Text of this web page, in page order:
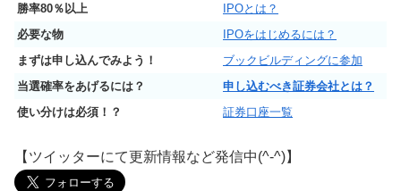
勝率80％以上
IPOとは？
必要な物
IPOをはじめるには？
まずは申し込んでみよう！
ブックビルディングに参加
当選確率をあげるには？
申し込むべき証券会社とは？
使い分けは必須！？
証券口座一覧
【ツイッターにて更新情報など発信中(^-^)】